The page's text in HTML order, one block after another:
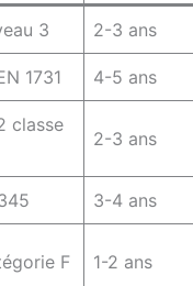
3 2-3 ans
1731 4-5 ans
classe
2-3 ans
3-4 ans
F 1-2 ans